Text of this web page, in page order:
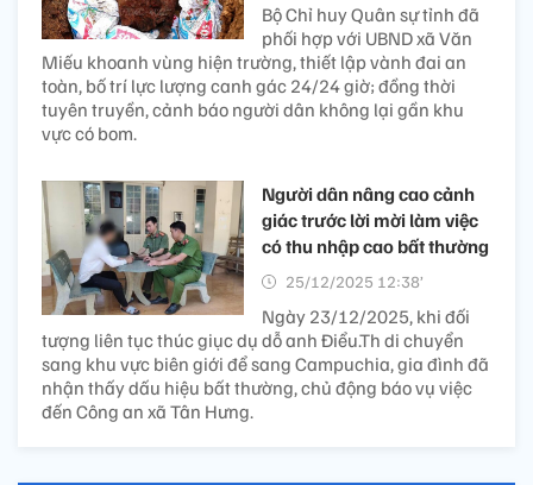
Bộ Chỉ huy Quân sự tỉnh đã
phối hợp với UBND xã Văn
Miếu khoanh vùng hiện trường, thiết lập vành đai an
toàn, bố trí lực lượng canh gác 24/24 giờ; đồng thời
tuyên truyền, cảnh báo người dân không lại gần khu
vực có bom.
Người dân nâng cao cảnh
giác trước lời mời làm việc
có thu nhập cao bất thường
25/12/2025 12:38’
Ngày 23/12/2025, khi đối
tượng liên tục thúc giục dụ dỗ anh Điểu.Th di chuyển
sang khu vực biên giới để sang Campuchia, gia đình đã
nhận thấy dấu hiệu bất thường, chủ động báo vụ việc
đến Công an xã Tân Hưng.